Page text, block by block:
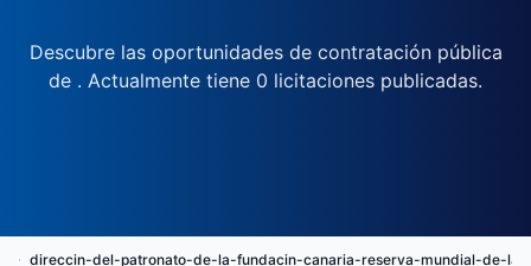
Descubre las oportunidades de contratación pública
de . Actualmente tiene 0 licitaciones publicadas.
direccin-del-patronato-de-la-fundacin-canaria-reserva-mundial-de-